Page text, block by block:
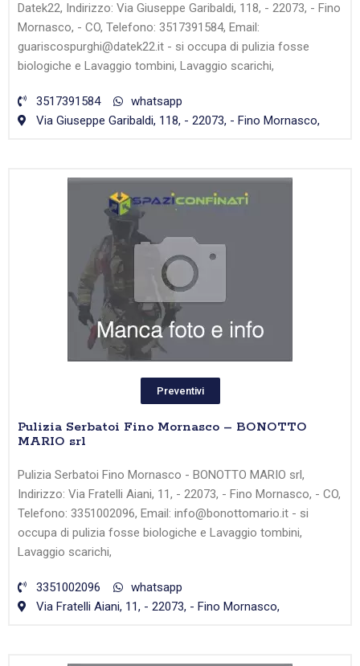
Datek22, Indirizzo: Via Giuseppe Garibaldi, 118, - 22073, - Fino
Mornasco, - CO, Telefono: 3517391584, Email:
guariscospurghi@datek22.it - si occupa di pulizia fosse
biologiche e Lavaggio tombini, Lavaggio scarichi,
3517391584
whatsapp
Via Giuseppe Garibaldi, 118, - 22073, - Fino Mornasco,
Preventivi
Pulizia Serbatoi Fino Mornasco – BONOTTO
MARIO srl
Pulizia Serbatoi Fino Mornasco - BONOTTO MARIO srl,
Indirizzo: Via Fratelli Aiani, 11, - 22073, - Fino Mornasco, - CO,
Telefono: 3351002096, Email: info@bonottomario.it - si
occupa di pulizia fosse biologiche e Lavaggio tombini,
Lavaggio scarichi,
3351002096
whatsapp
Via Fratelli Aiani, 11, - 22073, - Fino Mornasco,